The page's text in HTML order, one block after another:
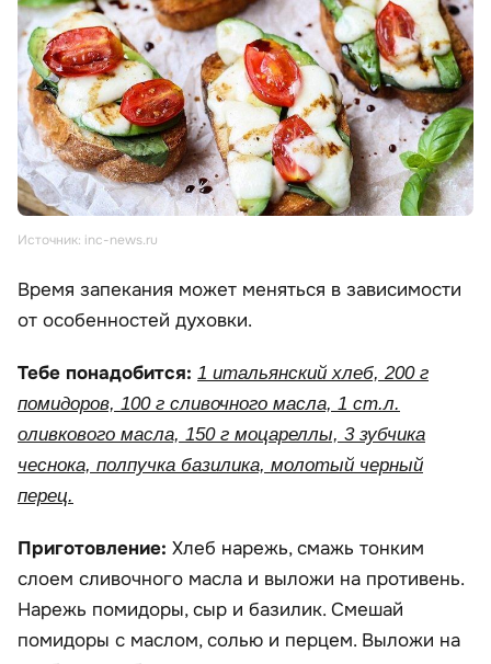
Источник: inc-news.ru
Время запекания может меняться в зависимости
от особенностей духовки.
Тебе понадобится: 1 итальянский хлеб, 200 г
помидоров, 100 г сливочного масла, 1 ст.л.
оливкового масла, 150 г моцареллы, 3 зубчика
чеснока, полпучка базилика, молотый черный
перец.
Приготовление: Хлеб нарежь, смажь тонким
слоем сливочного масла и выложи на противень.
Нарежь помидоры, сыр и базилик. Смешай
помидоры с маслом, солью и перцем. Выложи на